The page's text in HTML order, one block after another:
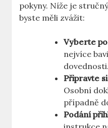
pokyny. Níže je
byste měli zvážit:
Vyberte
nejvíce
dovednosti.
Připravte
Osobní
případně
Podání